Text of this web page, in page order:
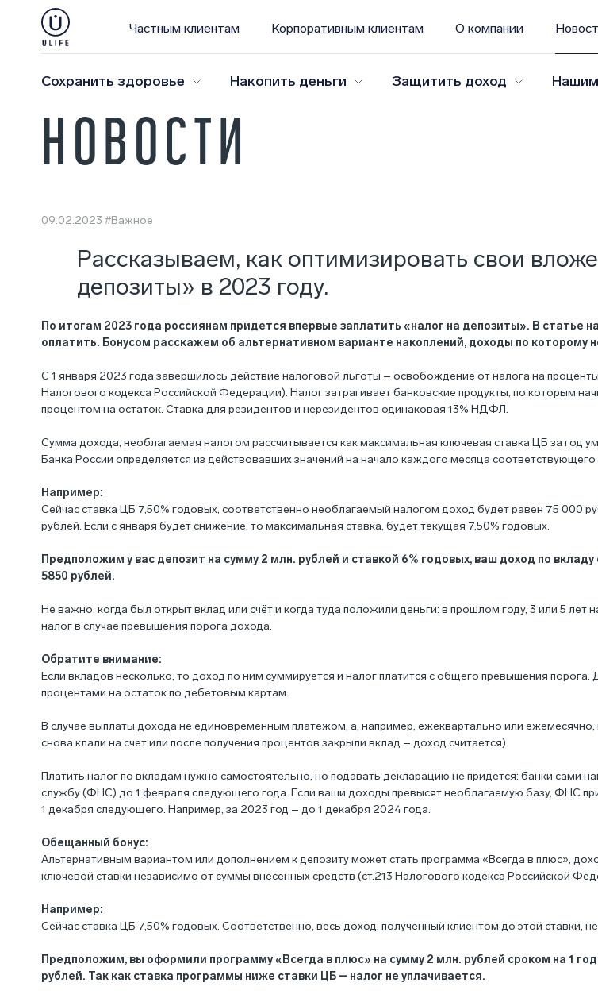
Частным клиентам Корпоративным клиентам О компании
Сохранить здоровье Накопить деньги Защитить доход
НОВОСТИ
09.02.2023 #Важное
Рассказываем, как оптимизировать свои
депозиты» в 2023 году.
По итогам 2023 года россиянам придется впервые заплатить «налог на депозиты». В статье
оплатить. Бонусом расскажем об альтернативном варианте накоплений, доходы по которому
С 1 января 2023 года завершилось действие налоговой льготы – освобождение от налога на
Налогового кодекса Российской Федерации). Налог затрагивает банковские продукты, по которым
процентом на остаток. Ставка для резидентов и нерезидентов одинаковая 13% НДФЛ.
Сумма дохода, необлагаемая налогом рассчитывается как максимальная ключевая ставка ЦБ за год
Банка России определяется из действовавших значений на начало каждого месяца соответствующего
Например:
Сейчас ставка ЦБ 7,50% годовых, соответственно необлагаемый налогом доход будет равен 75 000
рублей. Если с января будет снижение, то максимальная ставка, будет текущая 7,50% годовых.
Предположим у вас депозит на сумму 2 млн. рублей и ставкой 6% годовых, ваш доход по
5850 рублей.
Не важно, когда был открыт вклад или счёт и когда туда положили деньги: в прошлом году, 3 или 5 лет
налог в случае превышения порога дохода.
Обратите внимание:
Если вкладов несколько, то доход по ним суммируется и налог платится с общего превышения
процентами на остаток по дебетовым картам.
В случае выплаты дохода не единовременным платежом, а, например, ежеквартально или
снова клали на счет или после получения процентов закрыли вклад – доход считается).
Платить налог по вкладам нужно самостоятельно, но подавать декларацию не придется: банки
службу (ФНС) до 1 февраля следующего года. Если ваши доходы превысят необлагаемую базу, ФНС
1 декабря следующего. Например, за 2023 год – до 1 декабря 2024 года.
Обещанный бонус:
Альтернативным вариантом или дополнением к депозиту может стать программа «Всегда в плюс»,
ключевой ставки независимо от суммы внесенных средств (ст.213 Налогового кодекса Российской
Например:
Сейчас ставка ЦБ 7,50% годовых. Соответственно, весь доход, полученный клиентом до этой ставки,
Предположим, вы оформили программу «Всегда в плюс» на сумму 2 млн. рублей сроком на 1
рублей. Так как ставка программы ниже ставки ЦБ – налог не уплачивается.